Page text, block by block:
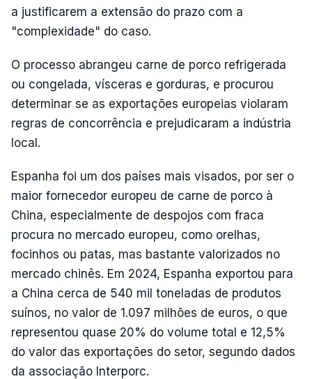
a justificarem a extensão do prazo com a
"complexidade" do caso.
O processo abrangeu carne de porco refrigerada
ou congelada, vísceras e gorduras, e procurou
determinar se as exportações europeias violaram
regras de concorrência e prejudicaram a indústria
local.
Espanha foi um dos países mais visados, por ser o
maior fornecedor europeu de carne de porco à
China, especialmente de despojos com fraca
procura no mercado europeu, como orelhas,
focinhos ou patas, mas bastante valorizados no
mercado chinês. Em 2024, Espanha exportou para
a China cerca de 540 mil toneladas de produtos
suínos, no valor de 1.097 milhões de euros, o que
representou quase 20% do volume total e 12,5%
do valor das exportações do setor, segundo dados
da associação Interporc.